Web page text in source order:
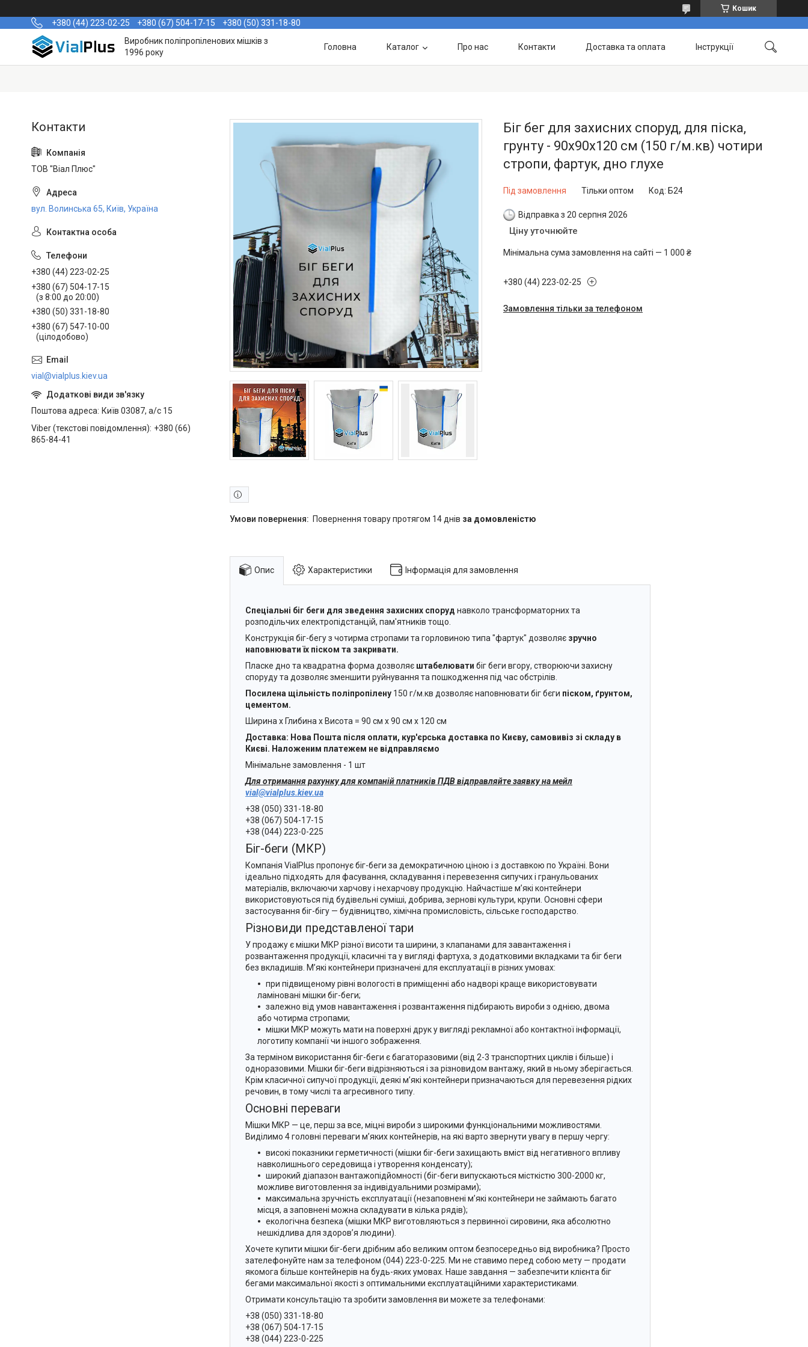
Кошик
+380 (44) 223-02-25 +380 (67) 504-17-15
+380 (50) 331-18-80
Виробник поліпропіленових мішків з
1996 року
Головна Каталог Про нас Контакти Доставка та оплата Інструкції
Біг бег для захисних споруд, для піска,
грунту - 90х90х120 см (150 г/м.кв) чотири
стропи, фартук, дно глухе
Під замовлення Тільки оптом Код: Б24
Відправка з 20 серпня 2026
Ціну уточнюйте
Мінімальна сума замовлення на сайті — 1 000 ₴
+380 (44) 223-02-25
Замовлення тільки за телефоном
повернення товару протягом 14 днів за домовленістю
Опис Характеристики Інформація для замовлення
Спеціальні біг беги для зведення захисних споруд навколо трансформаторних та
розподільчих електропідстанцій, пам'ятників тощо.
Конструкція біг-бегу з чотирма стропами та горловиною типа "фартук" дозволяє зручно
наповнювати їх піском та закривати.
Пласке дно та квадратна форма дозволяє штабелювати біг беги вгору, створюючи захисну
споруду та дозволяє зменшити руйнування та пошкодження під час обстрілів.
Посилена щільність поліпропілену 150 г/м.кв дозволяє наповнювати біг бєги піском, ґрунтом,
цементом.
Ширина х Глибина х Висота = 90 см х 90 см х 120 см
Доставка: Нова Пошта після оплати, кур'єрська доставка по Києву, самовивіз зі складу в
Києві. Наложеним платежем не відправляємо
Мінімальне замовлення - 1 шт
Для отримання рахунку для компаній платників ПДВ відправляйте заявку на мейл
vial@vialplus.kiev.ua
+38 (050) 331-18-80
+38 (067) 504-17-15
+38 (044) 223-0-225
Біг-беги (МКР)
Компанія VialPlus пропонує біг-беги за демократичною ціною і з доставкою по Україні. Вони
ідеально підходять для фасування, складування і перевезення сипучих і гранульованих
матеріалів, включаючи харчову і нехарчову продукцію. Найчастіше м’які контейнери
використовуються під будівельні суміші, добрива, зернові культури, крупи. Основні сфери
застосування біг-бігу — будівництво, хімічна промисловість, сільське господарство.
Різновиди представленої тари
У продажу є мішки МКР різної висоти та ширини, з клапанами для завантаження і
розвантаження продукції, класичні та у вигляді фартуха, з додатковими вкладками та біг беги
без вкладишів. М’які контейнери призначені для експлуатації в різних умовах:
при підвищеному рівні вологості в приміщенні або надворі краще використовувати
ламіновані мішки біг-беги;
залежно від умов навантаження і розвантаження підбирають вироби з однією, двома
або чотирма стропами;
мішки МКР можуть мати на поверхні друк у вигляді рекламної або контактної інформації,
логотипу компанії чи іншого зображення.
За терміном використання біг-беги є багаторазовими (від 2-3 транспортних циклів і більше) і
одноразовими. Мішки біг-беги відрізняються і за різновидом вантажу, який в ньому зберігається.
Крім класичної сипучої продукції, деякі м’які контейнери призначаються для перевезення рідких
речовин, в тому числі та агресивного типу.
Основні переваги
Мішки МКР — це, перш за все, міцні вироби з широкими функціональними можливостями.
Виділимо 4 головні переваги м’яких контейнерів, на які варто звернути увагу в першу чергу:
високі показники герметичності (мішки біг-беги захищають вміст від негативного впливу
навколишнього середовища і утворення конденсату);
широкий діапазон вантажопідйомності (біг-беги випускаються місткістю 300-2000 кг,
можливе виготовлення за індивідуальними розмірами);
максимальна зручність експлуатації (незаповнені м’які контейнери не займають багато
місця, а заповнені можна складувати в кілька рядів);
екологічна безпека (мішки МКР виготовляються з первинної сировини, яка абсолютно
нешкідлива для здоров’я людини).
Хочете купити мішки біг-беги дрібним або великим оптом безпосередньо від виробника? Просто
зателефонуйте нам за телефоном (044) 223-0-225. Ми не ставимо перед собою мету — продати
якомога більше контейнерів на будь-яких умовах. Наше завдання — забезпечити клієнта біг
бегами максимальної якості з оптимальними експлуатаційними характеристиками.
Отримати консультацію та зробити замовлення ви можете за телефонами:
+38 (050) 331-18-80
+38 (067) 504-17-15
+38 (044) 223-0-225
ТОВ "Віал Плюс"
вул. Волинська 65, Київ, Україна
+380 (44) 223-02-25
+380 (67) 504-17-15
(з 8:00 до 20:00)
+380 (50) 331-18-80
+380 (67) 547-10-00
(цілодобово)
vial@vialplus.kiev.ua
Поштова адреса
Київ 03087, а/с 15
Viber (текстові повідомлення) +380 (66)
865-84-41